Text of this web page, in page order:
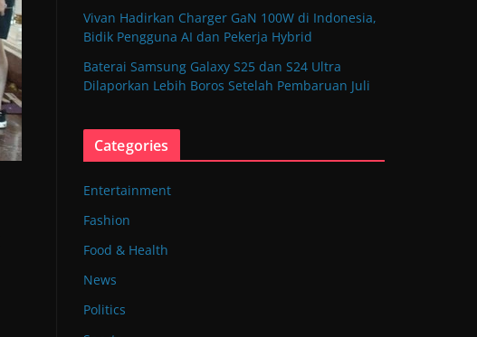
Vivan Hadirkan Charger GaN 100W di Indonesia,
Bidik Pengguna AI dan Pekerja Hybrid
Baterai Samsung Galaxy S25 dan S24 Ultra
Dilaporkan Lebih Boros Setelah Pembaruan Juli
Categories
Entertainment
Fashion
Food & Health
News
Politics